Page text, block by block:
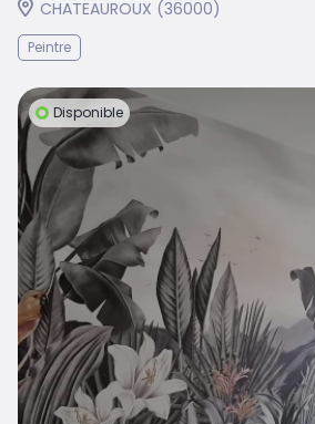
CHATEAUROUX (36000)
Peintre
Disponible